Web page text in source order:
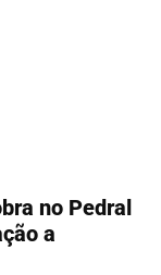
no Pedral
a